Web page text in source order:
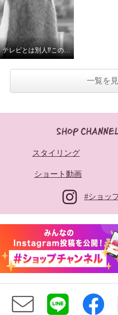
テレビとは別人⁉︎この変化、見逃せない！#ショップチャンネル #テレビ通販 #shorts #永井キャスト
一覧を
スタイリング
ショート動画
#ショッ